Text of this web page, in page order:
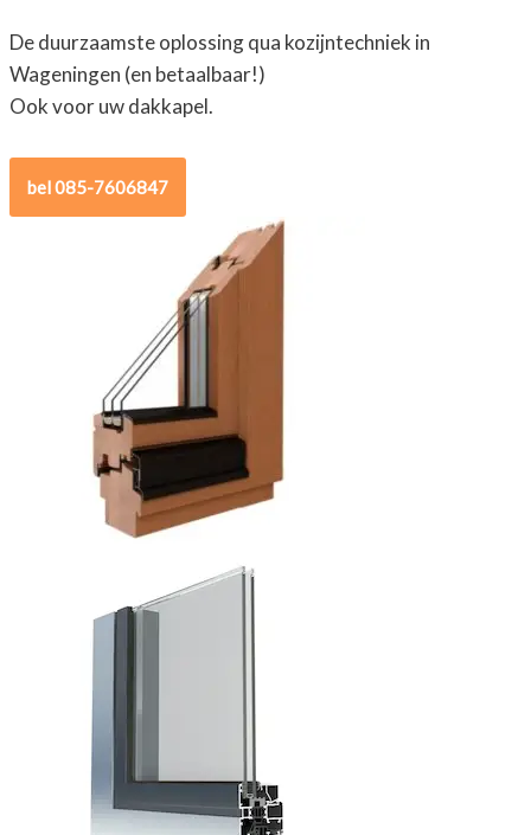
De duurzaamste oplossing qua kozijntechniek in
Wageningen (en betaalbaar!)
Ook voor uw dakkapel.
bel 085-7606847